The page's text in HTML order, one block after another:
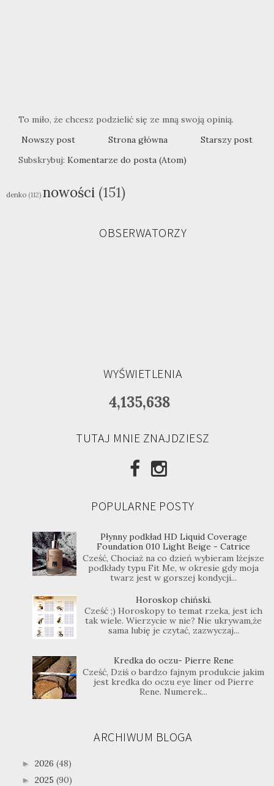
To miło, że chcesz podzielić się ze mną swoją opinią.
Nowszy post
Starszy post
Strona główna
Subskrybuj: Komentarze do posta (Atom)
denko (112) nowości (151)
OBSERWATORZY
WYŚWIETLENIA
4,135,638
TUTAJ MNIE ZNAJDZIESZ
POPULARNE POSTY
Płynny podkład HD Liquid Coverage
Foundation 010 Light Beige - Catrice
Cześć, Chociaż na co dzień wybieram lżejsze
podkłady typu Fit Me, w okresie gdy moja
twarz jest w gorszej kondycji...
Horoskop chiński.
Cześć ;) Horoskopy to temat rzeka, jest ich
tak wiele. Wierzycie w nie? Nie ukrywam,że
sama lubię je czytać, zazwyczaj...
Kredka do oczu- Pierre Rene
Cześć, Dziś o bardzo fajnym produkcie jakim
jest kredka do oczu eye liner od Pierre
Rene. Numerek...
ARCHIWUM BLOGA
► 2026 (48)
► 2025 (90)